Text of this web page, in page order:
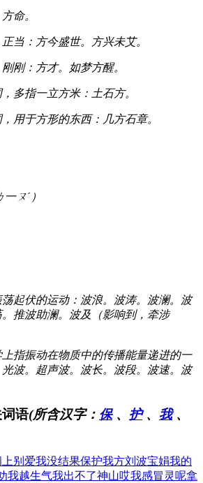
命。
正当：方今盛世。方兴未艾。
刚：方才。如梦方醒。
，多指一立方米：土石方。
，用于方形的东西：几方石章。
ㄡˊ）
荡起伏的运动：波浪。波涛。波澜。波
推波助澜。波及（影响到，牵涉
上指振动在物质中的传播能量递进的一
波。超声波。波长。波段。波速。波
语(所含汉字： 保、 护、 我、
别爱我没结果保护我方刘波宝娟我的
我越生气我出不了神山哎我感冒灵呢拿